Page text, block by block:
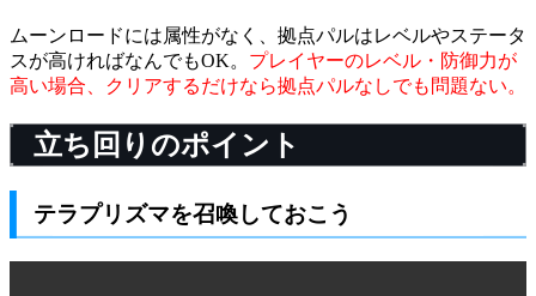
ムーンロードには属性がなく、拠点パルはレベルやステータ
スが高ければなんでもOK。 プレイヤーのレベル・防御力が
高い場合、クリアするだけなら拠点パルなしでも問題ない。
立ち回りのポイント
テラプリズマを召喚しておこう